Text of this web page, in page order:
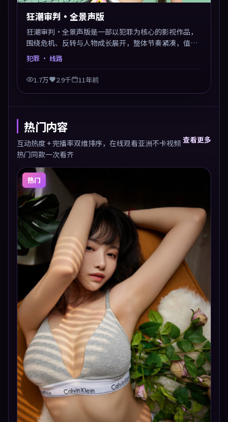
狂潮审判·全景声版
狂潮审判·全景声版是一部以犯罪为核心的影视作品，
围绕危机、反转与人物成长展开，整体节奏紧凑，值得
推荐观看。
犯罪 · 线路
1.7万 2.9千 11年前
热门内容
互动热度 + 完播率双维排序，在线观看亚洲不卡视频
热门同款一次看齐
查看更多
热门